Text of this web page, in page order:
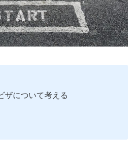
ザについて考える